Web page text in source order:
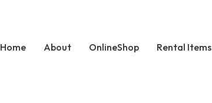
Home About OnlineShop Rental Items